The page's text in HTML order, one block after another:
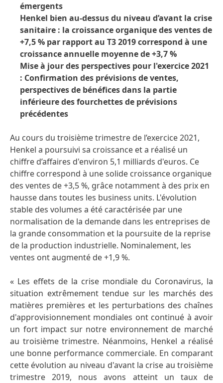
émergents
Henkel bien au-dessus du niveau d’avant la crise
sanitaire : la croissance organique des ventes de
+7,5 % par rapport au T3 2019 correspond à une
croissance annuelle moyenne de +3,7 %
Mise à jour des perspectives pour l'exercice 2021
: Confirmation des prévisions de ventes,
perspectives de bénéfices dans la partie
inférieure des fourchettes de prévisions
précédentes
Au cours du troisième trimestre de l’exercice 2021,
Henkel a poursuivi sa croissance et a réalisé un
chiffre d’affaires d'environ 5,1 milliards d'euros. Ce
chiffre correspond à une solide croissance organique
des ventes de +3,5 %, grâce notamment à des prix en
hausse dans toutes les business units. L'évolution
stable des volumes a été caractérisée par une
normalisation de la demande dans les entreprises de
la grande consommation et la poursuite de la reprise
de la production industrielle. Nominalement, les
ventes ont augmenté de +1,9 %.
« Les effets de la crise mondiale du Coronavirus, la
situation extrêmement tendue sur les marchés des
matières premières et les perturbations des chaînes
d'approvisionnement mondiales ont continué à avoir
un fort impact sur notre environnement de marché
au troisième trimestre. Néanmoins, Henkel a réalisé
une bonne performance commerciale. En comparant
cette évolution au niveau d'avant la crise au troisième
trimestre 2019, nous avons atteint un taux de